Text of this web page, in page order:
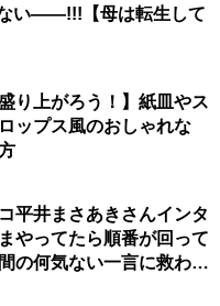
い――!!!【母は転生して
り上がろう！】紙皿やス
ップス風のおしゃれな
平井まさあきさんインタ
やってたら順番が回って
の何気ない一言に救われ